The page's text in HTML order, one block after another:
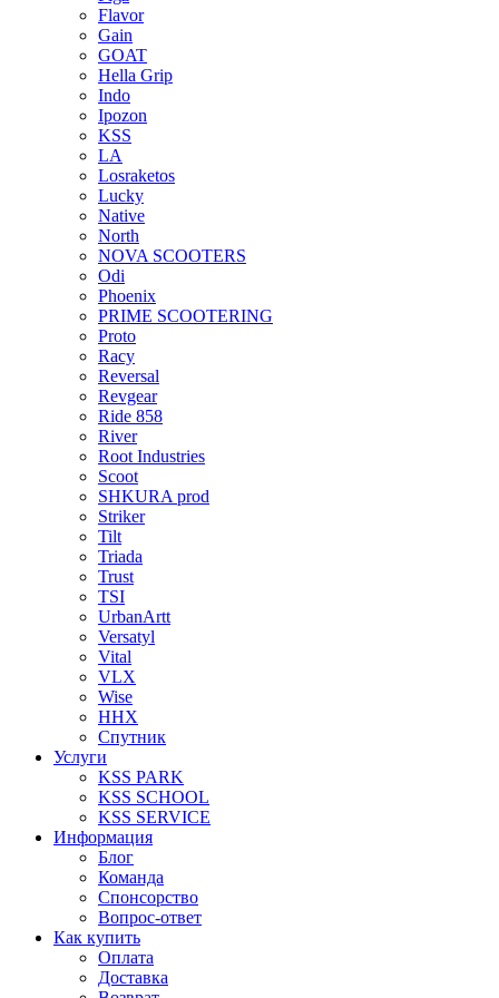
Flavor
Gain
GOAT
Hella Grip
Indo
Ipozon
KSS
LA
Losraketos
Lucky
Native
North
NOVA SCOOTERS
Odi
Phoenix
PRIME SCOOTERING
Proto
Racy
Reversal
Revgear
Ride 858
River
Root Industries
Scoot
SHKURA рrоd
Striker
Tilt
Triada
Trust
TSI
UrbanArtt
Versatyl
Vital
VLX
Wise
ННХ
Спутник
Услуги
KSS PARK
KSS SCHOOL
KSS SERVICE
Информация
Блог
Команда
Спонсорство
Вопрос-ответ
Как купить
Оплата
Доставка